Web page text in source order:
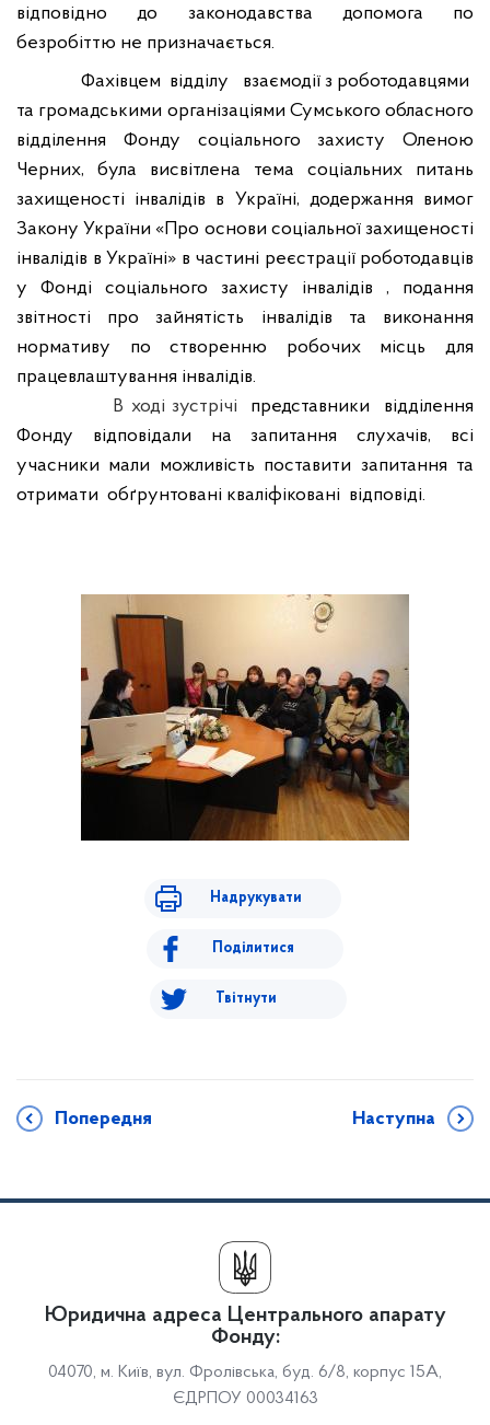
відповідно до законодавства допомога по
безробіттю не призначається.
Фахівцем відділу
взаємодії з роботодавцями
та громадськими організаціями Сумського обласного
відділення Фонду соціального захисту Оленою
Черних, була висвітлена тема соціальних питань
захищеності інвалідів в Україні, додержання вимог
Закону України «Про основи соціальної захищеності
інвалідів в Україні» в частині реєстрації роботодавців
у Фонді соціального захисту інвалідів , подання
звітності про зайнятість інвалідів та виконання
нормативу по створенню робочих місць для
працевлаштування інвалідів.
В ході зустрічі
представники
відділення
Фонду відповідали на запитання слухачів, всі
учасники мали можливість поставити запитання та
отримати обґрунтовані кваліфіковані відповіді.
Надрукувати
Поділитися
Твітнути
Попередня Наступна
Юридична адреса Центрального апарату
Фонду:
04070, м. Київ, вул. Фролівська, буд. 6/8, корпус 15А,
ЄДРПОУ 00034163